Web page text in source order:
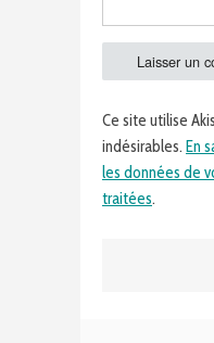
Ce site utilise
indésirables. En
les données de
traitées.